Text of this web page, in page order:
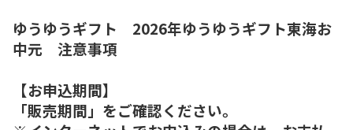
ゆうゆうギフト 2026年ゆうゆうギフト東海お
中元 注意事項
【お申込期間】
「販売期間」をご確認ください。